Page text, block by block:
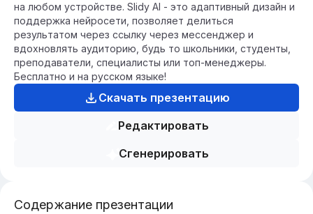
на любом устройстве. Slidy AI - это адаптивный дизайн и
поддержка нейросети, позволяет делиться
результатом через ссылку через мессенджер и
вдохновлять аудиторию, будь то школьники, студенты,
преподаватели, специалисты или топ-менеджеры.
Бесплатно и на русском языке!
Скачать презентацию
Редактировать
Сгенерировать
Содержание презентации